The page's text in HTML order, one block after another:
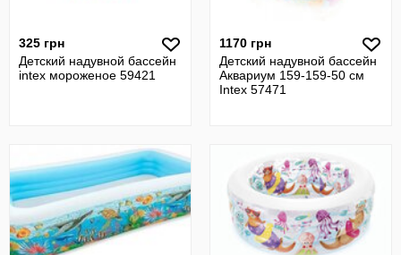
325 грн
Детский надувной бассейн
intex мороженое 59421
1170 грн
Детский надувной бассейн
Аквариум 159-159-50 см
Intex 57471